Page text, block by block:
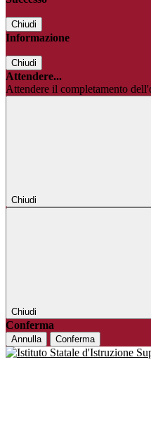
Chiudi
Informazione
Chiudi
Attendere...
Attendere il completamento
Chiudi
Chiudi
Conferma
Annulla Conferma